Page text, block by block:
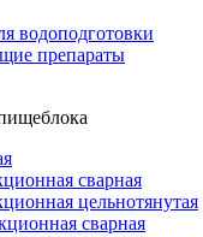
водоподготовки
препараты
сварная
цельнотянутая
сварная